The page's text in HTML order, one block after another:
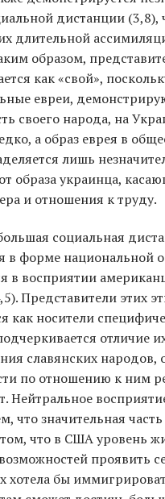
дистанции (3,8),
длительной
образом,
как «свой»,
евреи,
своего народа, на
а образ еврея в
лишь
образа украинца,
и отношения к труду.
социальная
в форме национальной
в восприятии
Представители этих
как носители
отличие
славянских народов,
по отношению к ним
Нейтральное
что значительная
что в США уровень
проявить
хотела бы